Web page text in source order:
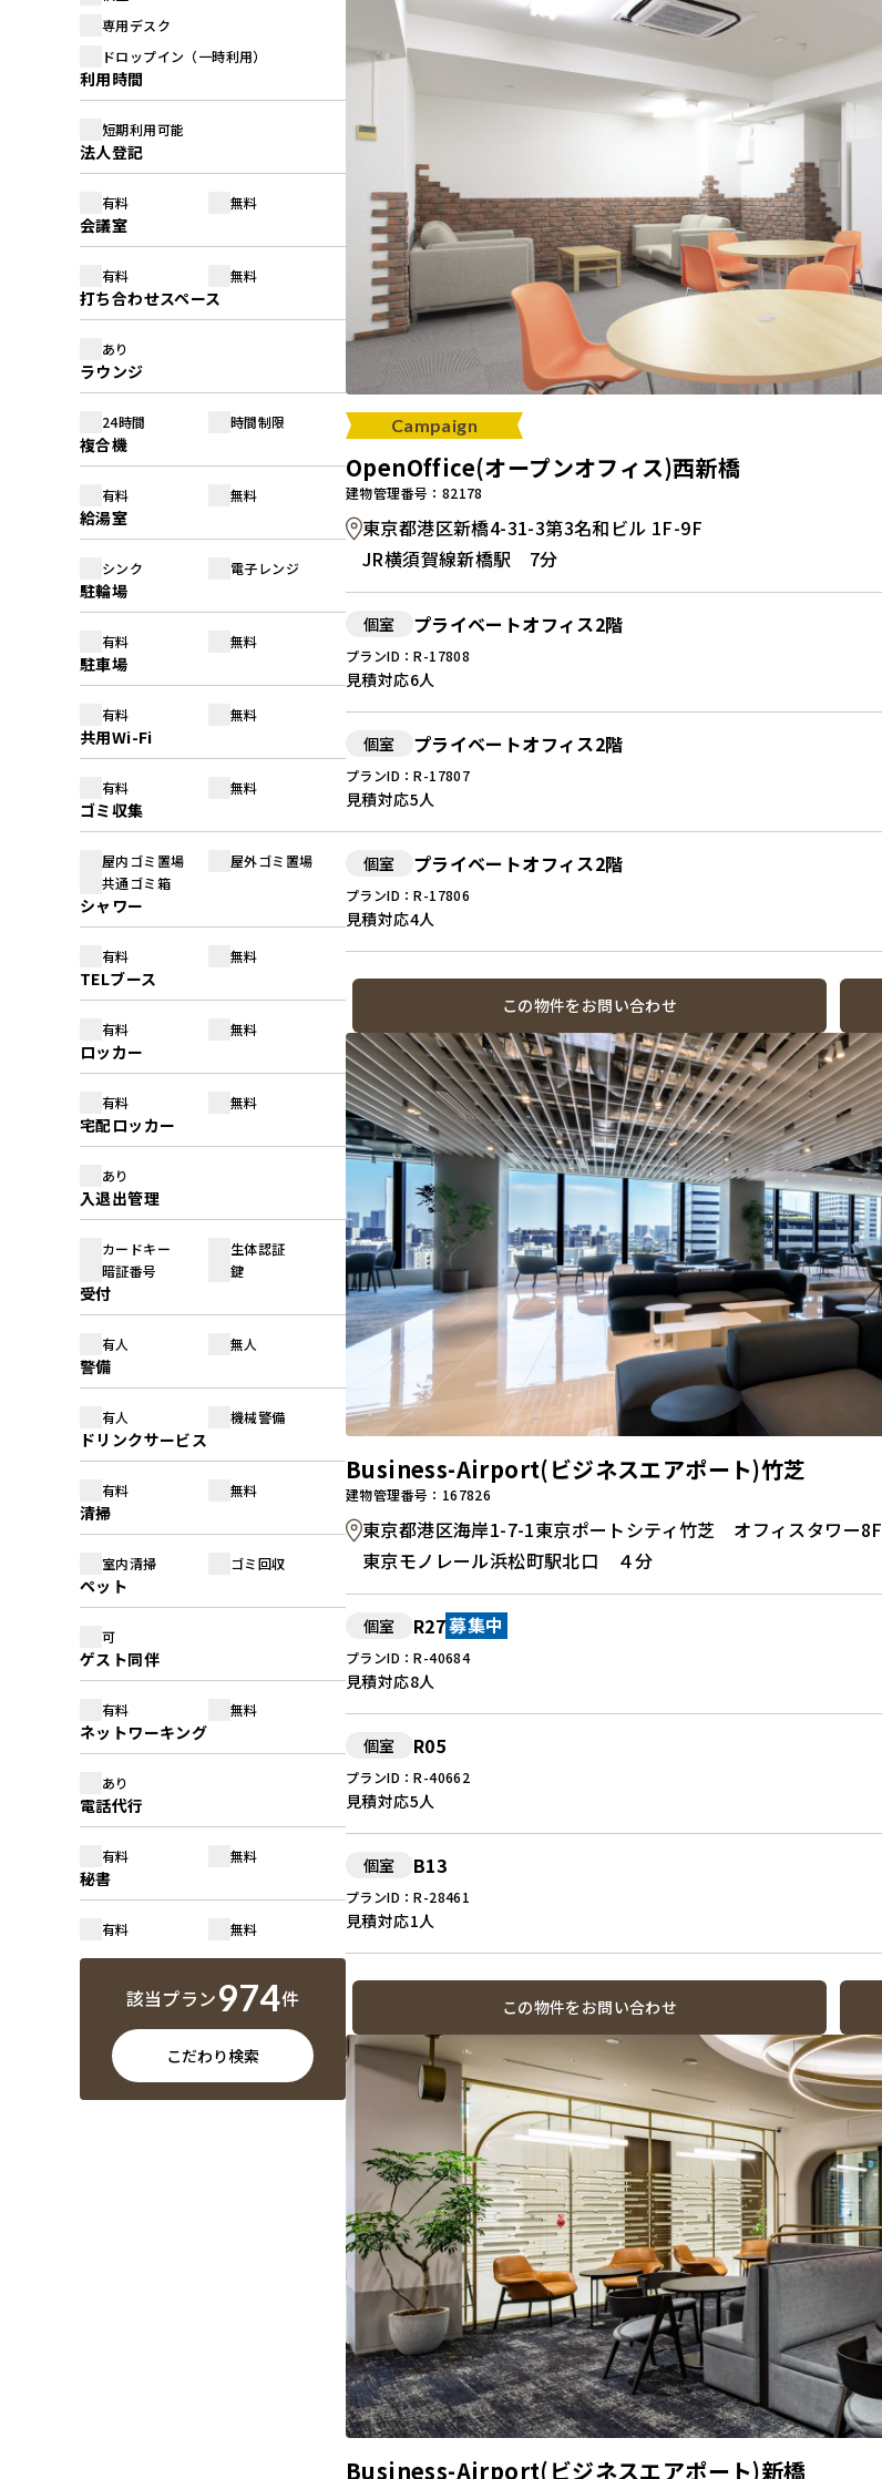
専用デスク
ドロップイン（一時利用）
利用時間
短期利用可能
法人登記
有料 無料
会議室
有料 無料
打ち合わせスペース
あり
ラウンジ
24時間 時間制限
複合機
有料 無料
給湯室
シンク 電子レンジ
駐輪場
有料 無料
駐車場
有料 無料
共用Wi-Fi
有料 無料
ゴミ収集
屋内ゴミ置場
屋外ゴミ置場
共通ゴミ箱
シャワー
有料 無料
TELブース
有料 無料
ロッカー
有料 無料
宅配ロッカー
あり
入退出管理
カードキー
生体認証
暗証番号
鍵
受付
有人 無人
警備
有人 機械警備
ドリンクサービス
有料 無料
清掃
室内清掃 ゴミ回収
ペット
可
ゲスト同伴
有料 無料
ネットワーキング
あり
電話代行
有料 無料
秘書
有料 無料
該当プラン974件
こだわり検索
Campaign
OpenOffice(オープンオフィス)西新橋
建物管理番号：82178
東京都港区新橋4-31-3第3名和ビル 1F-9F
JR横須賀線新橋駅 7分
個室 プライベートオフィス2階
プランID：R-17808
見積対応6人
個室 プライベートオフィス2階
プランID：R-17807
見積対応5人
個室 プライベートオフィス2階
プランID：R-17806
見積対応4人
この物件をお問い合わせ
Business-Airport(ビジネスエアポート)竹芝
建物管理番号：167826
東京都港区海岸1-7-1東京ポートシティ竹芝 オフィスタワー8F
東京モノレール浜松町駅北口 ４分
個室 R27募集中
プランID：R-40684
見積対応8人
個室 R05
プランID：R-40662
見積対応5人
個室 B13
プランID：R-28461
見積対応1人
この物件をお問い合わせ
Business-Airport(ビジネスエアポート)新橋